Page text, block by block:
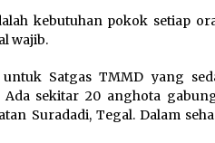
PWI, Wawan Fauzi:
hingga Fatal
6 Agustus 2026
kebutuhan pokok setiap
wajib.
Satgas TMMD yang
sekitar 20 anghota
Suradadi, Tegal. Dalam